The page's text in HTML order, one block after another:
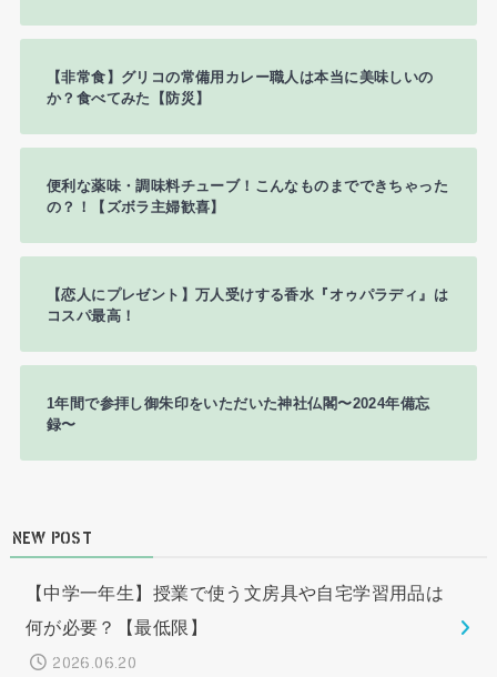
【非常食】グリコの常備用カレー職人は本当に美味しいの
か？食べてみた【防災】
便利な薬味・調味料チューブ！こんなものまでできちゃった
の？！【ズボラ主婦歓喜】
【恋人にプレゼント】万人受けする香水『オゥパラディ』は
コスパ最高！
1年間で参拝し御朱印をいただいた神社仏閣〜2024年備忘
録〜
NEW POST
【中学一年生】授業で使う文房具や自宅学習用品は
何が必要？【最低限】
2026.06.20